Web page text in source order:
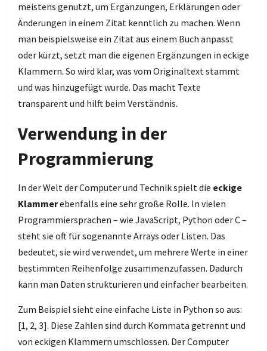
meistens genutzt, um Ergänzungen, Erklärungen oder
Änderungen in einem Zitat kenntlich zu machen. Wenn
man beispielsweise ein Zitat aus einem Buch anpasst
oder kürzt, setzt man die eigenen Ergänzungen in eckige
Klammern. So wird klar, was vom Originaltext stammt
und was hinzugefügt wurde. Das macht Texte
transparent und hilft beim Verständnis.
Verwendung in der
Programmierung
In der Welt der Computer und Technik spielt die eckige
Klammerebenfalls eine sehr große Rolle. In vielen
Programmiersprachen – wie JavaScript, Python oder C –
steht sie oft für sogenannte Arrays oder Listen. Das
bedeutet, sie wird verwendet, um mehrere Werte in einer
bestimmten Reihenfolge zusammenzufassen. Dadurch
kann man Daten strukturieren und einfacher bearbeiten.
Zum Beispiel sieht eine einfache Liste in Python so aus:
[1, 2, 3]. Diese Zahlen sind durch Kommata getrennt und
von eckigen Klammern umschlossen. Der Computer